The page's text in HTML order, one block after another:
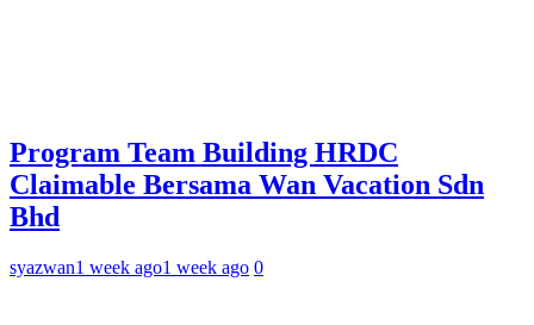
Program Team Building HRDC
Claimable Bersama Wan Vacation Sdn
Bhd
syazwan1 week ago1 week ago 0